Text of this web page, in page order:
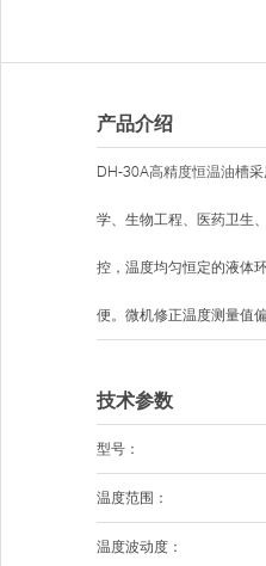
产品介绍
DH-30A高精度恒温油槽
学、生物工程、医药卫生
控，温度均匀恒定的液体
便。微机修正温度测量值
技术参数
型号：
温度范围：
温度波动度：